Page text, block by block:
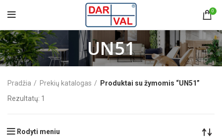
0
UN51
Pradžia Prekių katalogas
Produktai su žymomis “UN51”
Rezultatų: 1
Rodyti meniu